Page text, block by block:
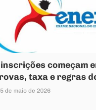
começam
taxa e regras
de maio de 2026